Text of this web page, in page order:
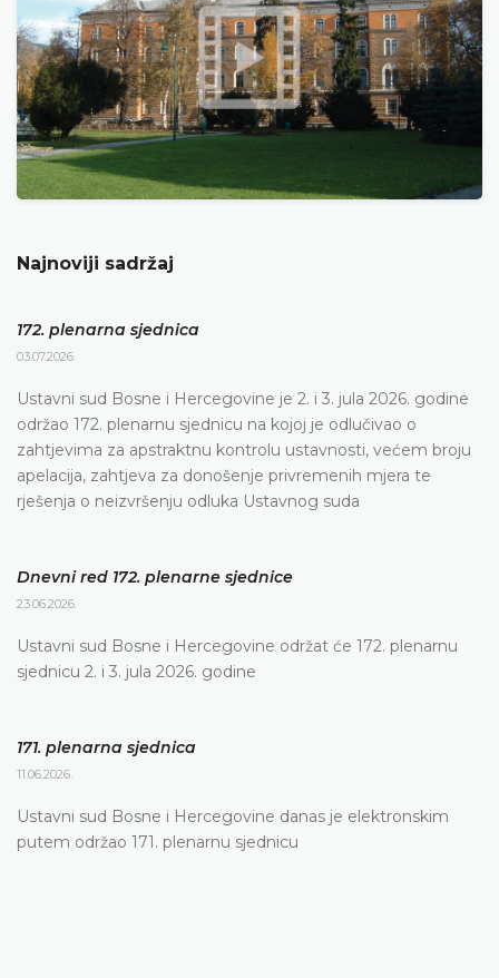
Najnoviji sadržaj
172. plenarna sjednica
03.07.2026.
Ustavni sud Bosne i Hercegovine je 2. i 3. jula 2026. godine
održao 172. plenarnu sjednicu na kojoj je odlučivao o
zahtjevima za apstraktnu kontrolu ustavnosti, većem broju
apelacija, zahtjeva za donošenje privremenih mjera te
rješenja o neizvršenju odluka Ustavnog suda
Dnevni red 172. plenarne sjednice
23.06.2026.
Ustavni sud Bosne i Hercegovine održat će 172. plenarnu
sjednicu 2. i 3. jula 2026. godine
171. plenarna sjednica
11.06.2026.
Ustavni sud Bosne i Hercegovine danas je elektronskim
putem održao 171. plenarnu sjednicu